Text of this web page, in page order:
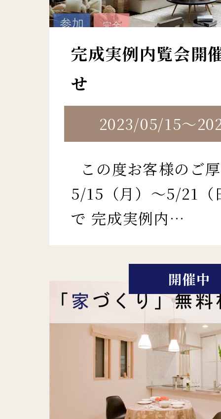
完成実例内覧会開
せ
2023/05/15～
この度お客様のご
5/15（月）～5/21（
で 完成実例内…
開催中